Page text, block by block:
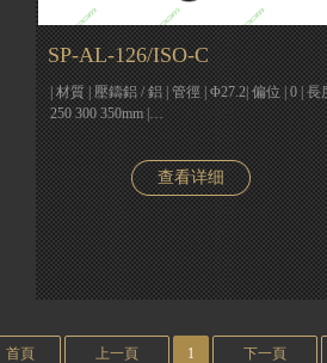
SP-AL-126/ISO-C
| 材質 | 壓鑄鋁 / 鋁 | 管徑 | Φ27.2| 偏位 | 0 | 長
250 300 350mm |…
查看详细
首頁 上一頁 1 下一頁